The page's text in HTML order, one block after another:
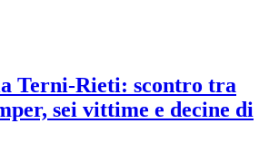
Terni-Rieti: scontro tra
sei vittime e decine di